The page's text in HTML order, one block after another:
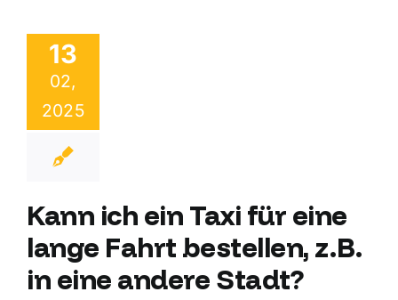
13
02,
2025
Kann ich ein Taxi für eine
lange Fahrt bestellen, z.B.
in eine andere Stadt?